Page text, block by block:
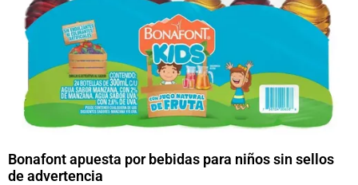
Bonafont apuesta por bebidas para niños sin sellos
de advertencia